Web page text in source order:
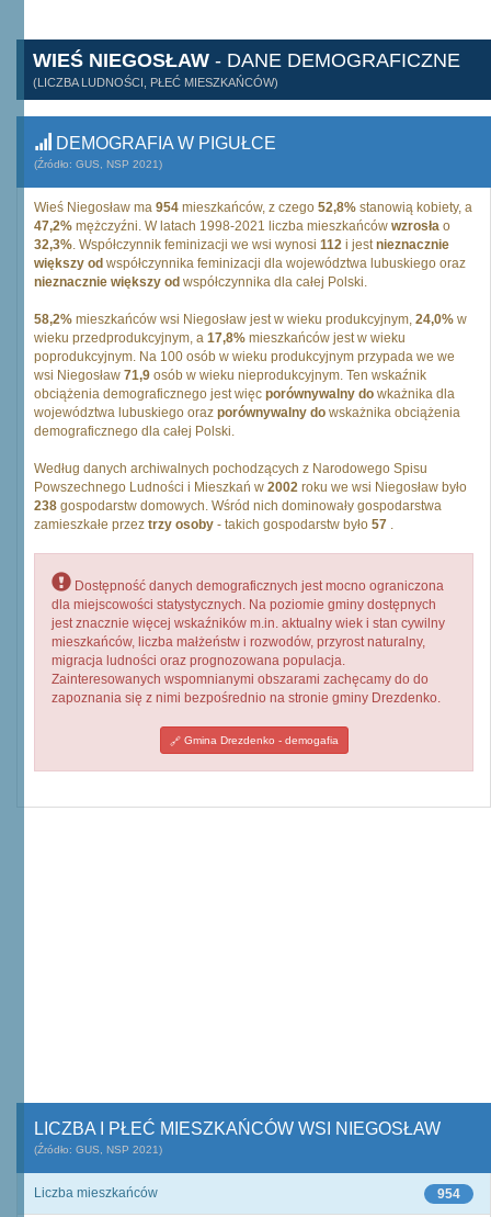
WIEŚ NIEGOSŁAW - DANE DEMOGRAFICZNE
(LICZBA LUDNOŚCI, PŁEĆ MIESZKAŃCÓW)
DEMOGRAFIA W PIGUŁCE
(Źródło: GUS, NSP 2021)
Wieś Niegosław ma 954 mieszkańców, z czego 52,8% stanowią kobiety, a
47,2% mężczyźni. W latach 1998-2021 liczba mieszkańców wzrosła o
32,3%. Współczynnik feminizacji we wsi wynosi 112 i jestnieznacznie
większy od współczynnika feminizacji dla województwa lubuskiego oraz
nieznacznie większy od współczynnika dla całej Polski.
58,2% mieszkańców wsi Niegosław jest w wieku produkcyjnym, 24,0% w
wieku przedprodukcyjnym, a 17,8% mieszkańców jest w wieku
poprodukcyjnym. Na 100 osób w wieku produkcyjnym przypada we we
wsi Niegosław 71,9 osób w wieku nieprodukcyjnym. Ten wskaźnik
obciążenia demograficznego jest więc porównywalny do wkażnika dla
województwa lubuskiego oraz porównywalny do wskażnika obciążenia
demograficznego dla całej Polski.
Według danych archiwalnych pochodzących z Narodowego Spisu
Powszechnego Ludności i Mieszkań w 2002 roku we wsi Niegosław było
238 gospodarstw domowych. Wśród nich dominowały gospodarstwa
zamieszkałe przez trzy osoby - takich gospodarstw było 57 .
Dostępność danych demograficznych jest mocno ograniczona
dla miejscowości statystycznych. Na poziomie gminy dostępnych
jest znacznie więcej wskaźników m.in. aktualny wiek i stan cywilny
mieszkańców, liczba małżeństw i rozwodów, przyrost naturalny,
migracja ludności oraz prognozowana populacja.
Zainteresowanych wspomnianymi obszarami zachęcamy do do
zapoznania się z nimi bezpośrednio na stronie gminy Drezdenko.
Gmina Drezdenko - demogafia
LICZBA I PŁEĆ MIESZKAŃCÓW WSI NIEGOSŁAW
(Źródło: GUS, NSP 2021)
954
Liczba mieszkańców